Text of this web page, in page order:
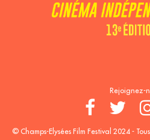
Rejoignez-
© Champs-Elysées Film Festival 2024 -